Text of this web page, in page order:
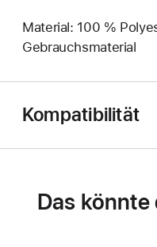
Material: 100 %
Gebrauchsmaterial
Kompatibilität
Das könnte